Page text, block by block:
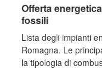
Offerta
fossili
Lista degli impianti
Romagna. Le
la tipologia di